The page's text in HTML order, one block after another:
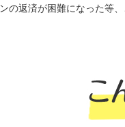
の返済が困難になった等